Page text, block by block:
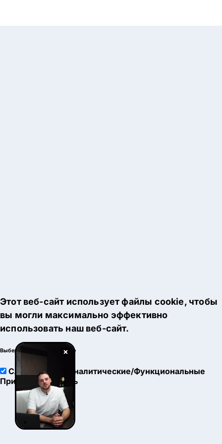
×
Этот веб-сайт использует файлы cookie, чтобы
вы могли максимально эффективно
использовать наш веб-сайт.
Выберите настройки cookie
Служебные
Аналитические/Функциональные
Принять
Настроить